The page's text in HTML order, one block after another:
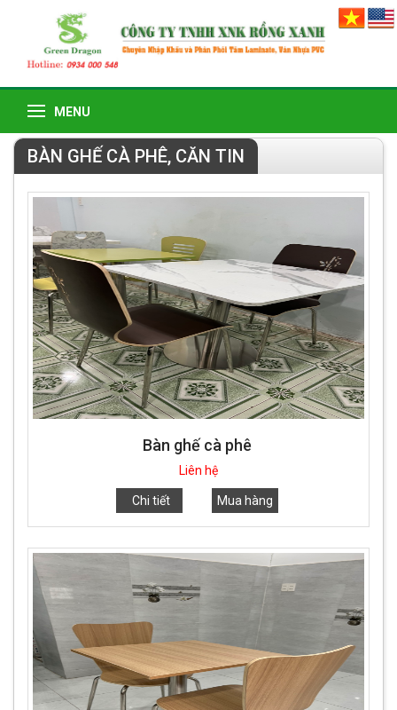
MENU
BÀN GHẾ CÀ PHÊ, CĂN TIN
Bàn ghế cà phê
Liên hệ
Chi tiết Mua hàng